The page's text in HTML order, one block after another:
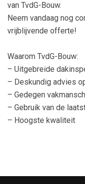
van TvdG-Bouw.
Neem vandaag nog
vrijblijvende offerte!
Waarom TvdG-Bouw:
– Uitgebreide
– Deskundig advies
– Gedegen
– Gebruik van de
– Hoogste kwaliteit